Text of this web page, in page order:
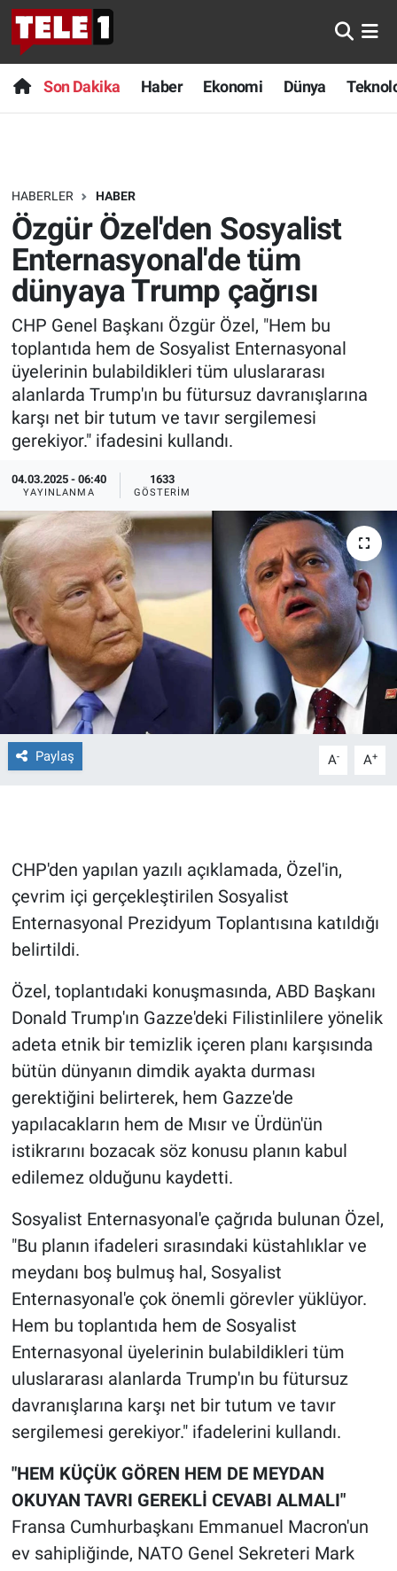
Son Dakika Haber Ekonomi Dünya
HABERLER HABER
Özgür Özel'den Sosyalist
Enternasyonal'de tüm
dünyaya Trump çağrısı
CHP Genel Başkanı Özgür Özel, "Hem bu
toplantıda hem de Sosyalist Enternasyonal
üyelerinin bulabildikleri tüm uluslararası
alanlarda Trump'ın bu fütursuz davranışlarına
karşı net bir tutum ve tavır sergilemesi
gerekiyor." ifadesini kullandı.
04.03.2025 - 06:40
YAYINLANMA
1633
GÖSTERIM
Paylaş A- A+
CHP'den yapılan yazılı açıklamada, Özel'in,
çevrim içi gerçekleştirilen Sosyalist
Enternasyonal Prezidyum Toplantısına katıldığı
belirtildi.
Özel, toplantıdaki konuşmasında, ABD Başkanı
Donald Trump'ın Gazze'deki Filistinlilere yönelik
adeta etnik bir temizlik içeren planı karşısında
bütün dünyanın dimdik ayakta durması
gerektiğini belirterek, hem Gazze'de
yapılacakların hem de Mısır ve Ürdün'ün
istikrarını bozacak söz konusu planın kabul
edilemez olduğunu kaydetti.
Sosyalist Enternasyonal'e çağrıda bulunan Özel,
"Bu planın ifadeleri sırasındaki küstahlıklar ve
meydanı boş bulmuş hal, Sosyalist
Enternasyonal'e çok önemli görevler yüklüyor.
Hem bu toplantıda hem de Sosyalist
Enternasyonal üyelerinin bulabildikleri tüm
uluslararası alanlarda Trump'ın bu fütursuz
davranışlarına karşı net bir tutum ve tavır
sergilemesi gerekiyor." ifadelerini kullandı.
"HEM KÜÇÜK GÖREN HEM DE MEYDAN
OKUYAN TAVRI GEREKLİ CEVABI ALMALI"
Fransa Cumhurbaşkanı Emmanuel Macron'un
ev sahipliğinde, NATO Genel Sekreteri Mark
Anında Manşet
Başka Sohbetler
Bilim turu
Bilim ve Teknoloji Evreni
Doğa Konuşuyor
Dünya
Ege Saati
Ege'den Esintiler
Eğitim
Eğlence
Ekonomi
Forum
Gerçeğin İzinde
Gün Başlıyor
Gün Bitiyor
Günün görüntüsü
Haber
Kimdir
Koronavirüs
Kültür Sanat
Ne demişti
Popüler
Programlar
Sağlık
Spor
Teknoloji
Türkiye'nin Geleceği
Yerel Gündem
Son Dakika
Haber
Dünya
Teknoloji
Sağlık
Spor
Yayın Akışı
İletişim
Nöbetçi Eczaneler
Hava Durumu
Trafik Durumu
Süper Lig Puan Durumu ve Fikstür
Tüm Manşetler
Son Dakika Haberleri
Haber Arşivi